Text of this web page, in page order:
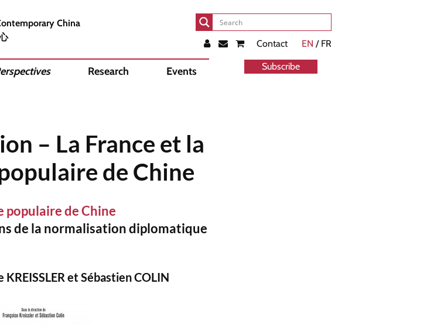
China
Contact EN / FR
Research Events Subscribe
– La France et la
de Chine
populaire de Chine
de la normalisation diplomatique
et Sébastien COLIN